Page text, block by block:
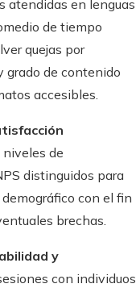
atendidas en lenguas
de tiempo
quejas por
grado de contenido
accesibles.
niveles de
distinguidos para
con el fin
brechas.
y
con individuos